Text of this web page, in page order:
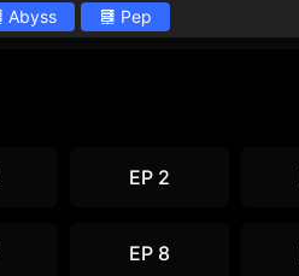
Abyss Pep
EP 2
EP 8